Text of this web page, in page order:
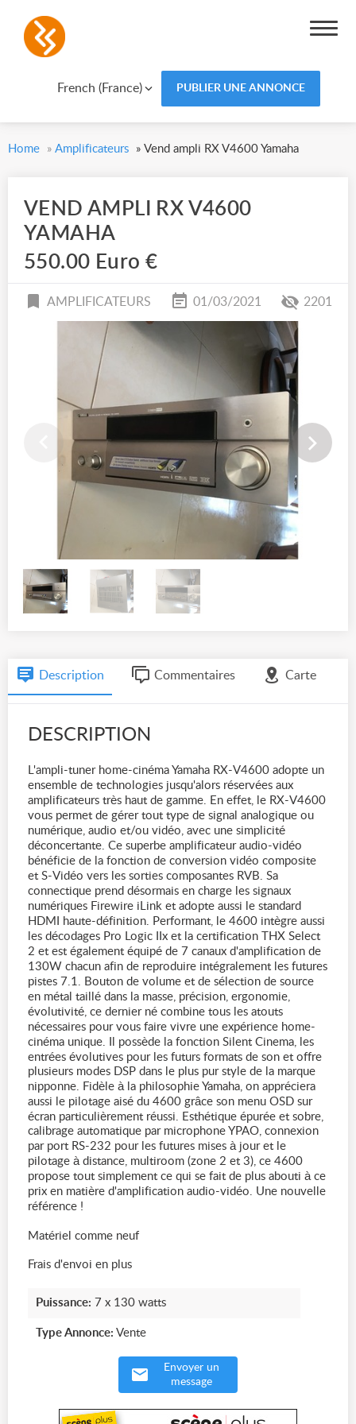
French (France) PUBLIER UNE ANNONCE
Home » Amplificateurs » Vend ampli RX V4600 Yamaha
VEND AMPLI RX V4600
YAMAHA
550.00 Euro €
AMPLIFICATEURS 01/03/2021 2201
Description Commentaires Carte
DESCRIPTION
L'ampli-tuner home-cinéma Yamaha RX-V4600 adopte un
ensemble de technologies jusqu'alors réservées aux
amplificateurs très haut de gamme. En effet, le RX-V4600
vous permet de gérer tout type de signal analogique ou
numérique, audio et/ou vidéo, avec une simplicité
déconcertante. Ce superbe amplificateur audio-vidéo
bénéficie de la fonction de conversion vidéo composite
et S-Vidéo vers les sorties composantes RVB. Sa
connectique prend désormais en charge les signaux
numériques Firewire iLink et adopte aussi le standard
HDMI haute-définition. Performant, le 4600 intègre aussi
les décodages Pro Logic IIx et la certification THX Select
2 et est également équipé de 7 canaux d'amplification de
130W chacun afin de reproduire intégralement les futures
pistes 7.1. Bouton de volume et de sélection de source
en métal taillé dans la masse, précision, ergonomie,
évolutivité, ce dernier né combine tous les atouts
nécessaires pour vous faire vivre une expérience home-
cinéma unique. Il possède la fonction Silent Cinema, les
entrées évolutives pour les futurs formats de son et offre
plusieurs modes DSP dans le plus pur style de la marque
nipponne. Fidèle à la philosophie Yamaha, on appréciera
aussi le pilotage aisé du 4600 grâce son menu OSD sur
écran particulièrement réussi. Esthétique épurée et sobre,
calibrage automatique par microphone YPAO, connexion
par port RS-232 pour les futures mises à jour et le
pilotage à distance, multiroom (zone 2 et 3), ce 4600
propose tout simplement ce qui se fait de plus abouti à ce
prix en matière d'amplification audio-vidéo. Une nouvelle
référence !
Matériel comme neuf
Frais d'envoi en plus
Puissance: 7 x 130 watts
Type Annonce: Vente
Envoyer un
message